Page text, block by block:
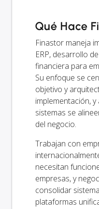
Qué Hace
Finastor maneja
ERP, desarrollo
financiera para
Su enfoque se
objetivo y
implementación,
sistemas se
del negocio.
Trabajan con
necesitan
empresas, y
consolidar
plataformas